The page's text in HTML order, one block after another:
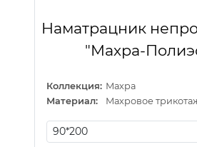
Наматрацник
"Махра-
Коллекция: Махра
Материал: